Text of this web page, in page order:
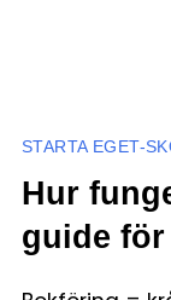
STARTA EGET-
Hur
guide